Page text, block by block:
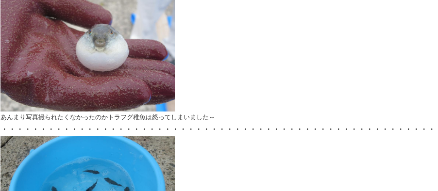
あんまり写真撮られたくなかったのかトラフグ稚魚は怒ってしまいました～
・・・・・・・・・・・・・・・・・・・・・・・・・・・・・・・・・・・・・・・・・・・・・・・・・・・・・・・